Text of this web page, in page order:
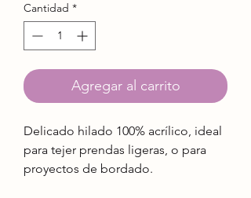
Cantidad *
Agregar al carrito
Delicado hilado 100% acrílico, ideal
para tejer prendas ligeras, o para
proyectos de bordado.